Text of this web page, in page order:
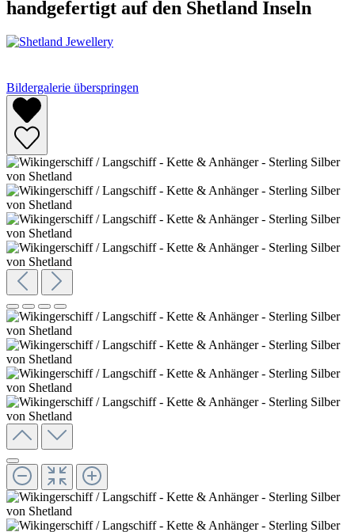
handgefertigt auf den Shetland Inseln
Bildergalerie überspringen